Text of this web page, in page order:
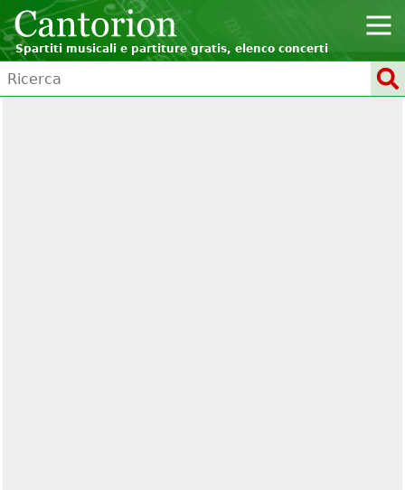
Spartiti musicali e partiture gratis, elenco concerti